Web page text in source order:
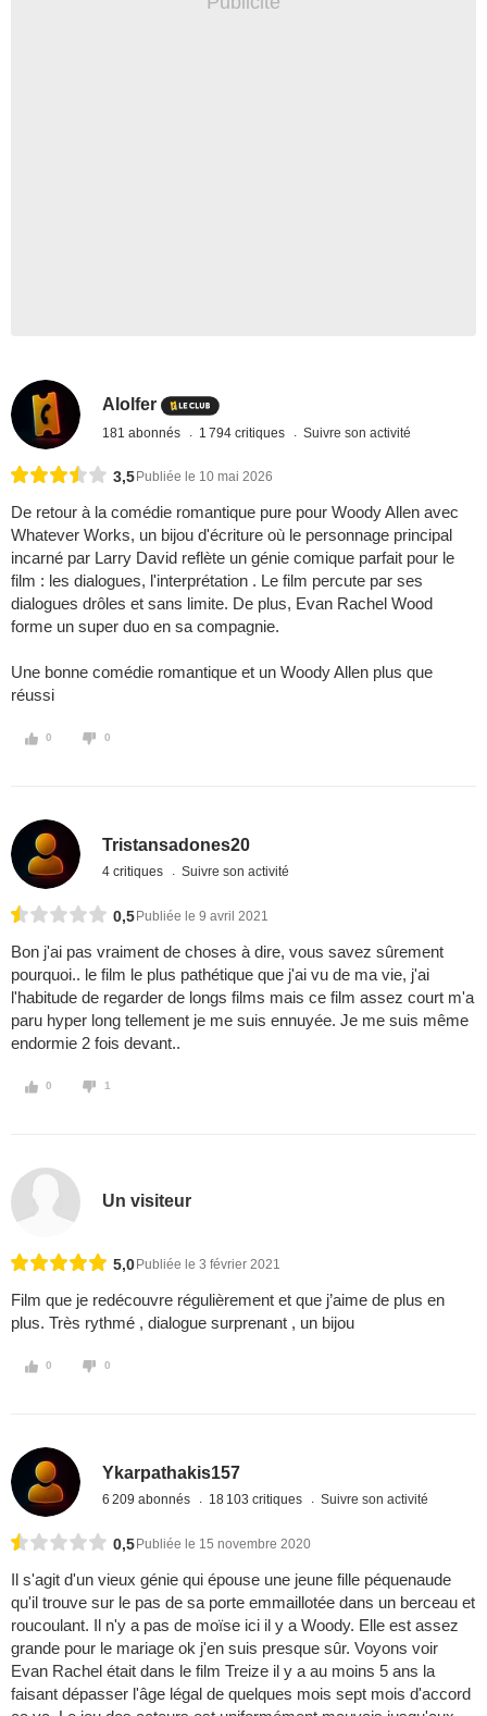
Alolfer
181 abonnés 1 794 critiques Suivre son activité
3,5 Publiée le 10 mai 2026
De retour à la comédie romantique pure pour Woody Allen avec
Whatever Works, un bijou d'écriture où le personnage principal
incarné par Larry David reflète un génie comique parfait pour le
film : les dialogues, l'interprétation . Le film percute par ses
dialogues drôles et sans limite. De plus, Evan Rachel Wood
forme un super duo en sa compagnie.
Une bonne comédie romantique et un Woody Allen plus que
réussi
0 0
Tristansadones20
4 critiques Suivre son activité
0,5 Publiée le 9 avril 2021
Bon j'ai pas vraiment de choses à dire, vous savez sûrement
pourquoi.. le film le plus pathétique que j'ai vu de ma vie, j'ai
l'habitude de regarder de longs films mais ce film assez court m'a
paru hyper long tellement je me suis ennuyée. Je me suis même
endormie 2 fois devant..
0 1
Un visiteur
5,0 Publiée le 3 février 2021
Film que je redécouvre régulièrement et que j’aime de plus en
plus. Très rythmé , dialogue surprenant , un bijou
0 0
Ykarpathakis157
6 209 abonnés 18 103 critiques Suivre son activité
0,5 Publiée le 15 novembre 2020
Il s'agit d'un vieux génie qui épouse une jeune fille péquenaude
qu'il trouve sur le pas de sa porte emmaillotée dans un berceau et
roucoulant. Il n'y a pas de moïse ici il y a Woody. Elle est assez
grande pour le mariage ok j'en suis presque sûr. Voyons voir
Evan Rachel était dans le film Treize il y a au moins 5 ans la
faisant dépasser l'âge légal de quelques mois sept mois d'accord